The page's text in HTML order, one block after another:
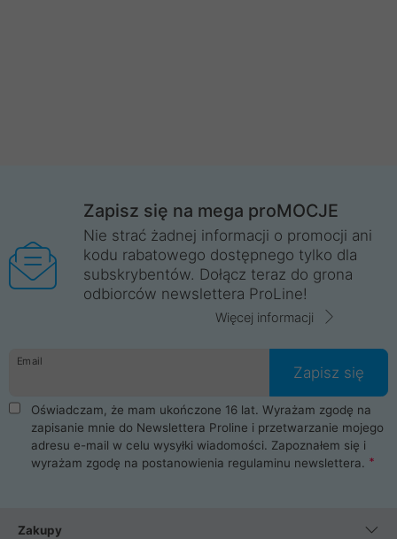
Zapisz się na mega proMOCJE
Nie strać żadnej informacji o promocji ani
kodu rabatowego dostępnego tylko dla
subskrybentów. Dołącz teraz do grona
odbiorców newslettera ProLine!
Więcej informacji
Email
Zapisz się
Oświadczam, że mam ukończone 16 lat. Wyrażam zgodę na
zapisanie mnie do Newslettera Proline i przetwarzanie mojego
adresu e-mail w celu wysyłki wiadomości. Zapoznałem się i
wyrażam zgodę na postanowienia regulaminu newslettera.
Zakupy